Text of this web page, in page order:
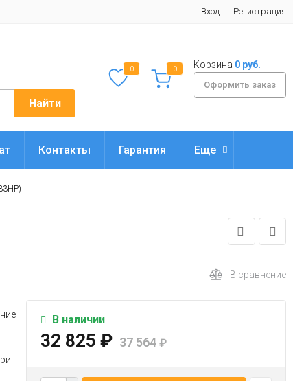
Вход Регистрация
Найти
0 0 Корзина 0 руб.
Оформить заказ
Контакты Гарантия Еще
В сравнение
В наличии
32 825 ₽ 37 564₽